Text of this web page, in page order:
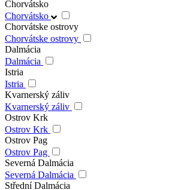
Chorvátsko
Chorvátsko
Chorvátske ostrovy
Chorvátske ostrovy
Dalmácia
Dalmácia
Istria
Istria
Kvarnerský záliv
Kvarnerský záliv
Ostrov Krk
Ostrov Krk
Ostrov Pag
Ostrov Pag
Severná Dalmácia
Severná Dalmácia
Střední Dalmácia